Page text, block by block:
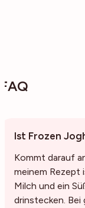
FAQ
Ist Frozen
Kommt darauf
meinem Rezept
Milch und ein
drinstecken. Bei